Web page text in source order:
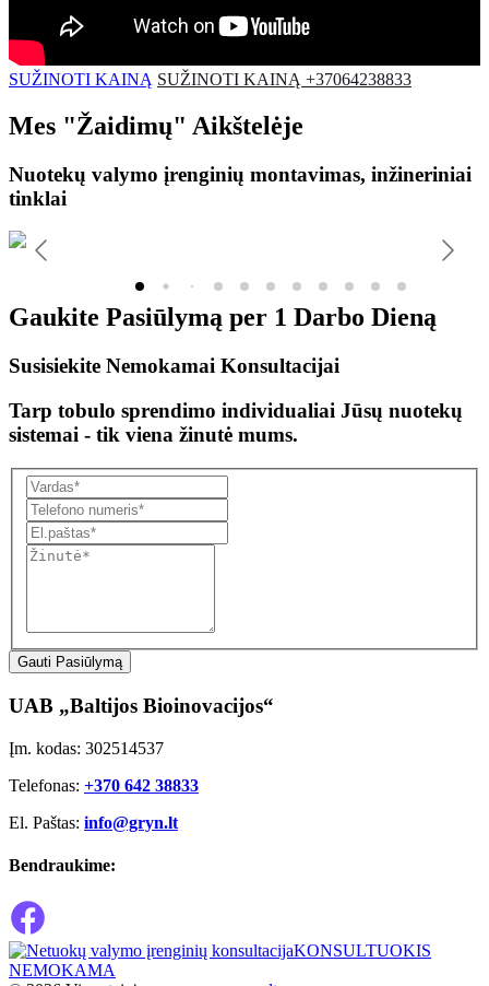
SUŽINOTI KAINĄ SUŽINOTI KAINĄ +37064238833
Mes "Žaidimų" Aikštelėje
Nuotekų valymo įrenginių montavimas, inžineriniai
tinklai
Gaukite Pasiūlymą per 1 Darbo Dieną
Susisiekite Nemokamai Konsultacijai
Tarp tobulo sprendimo individualiai Jūsų nuotekų
sistemai - tik viena žinutė mums.
Gauti Pasiūlymą
UAB „Baltijos Bioinovacijos“
Įm. kodas: 302514537
Telefonas: +370 642 38833
El. Paštas: info@gryn.lt
Bendraukime:
KONSULTUOKIS
NEMOKAMA